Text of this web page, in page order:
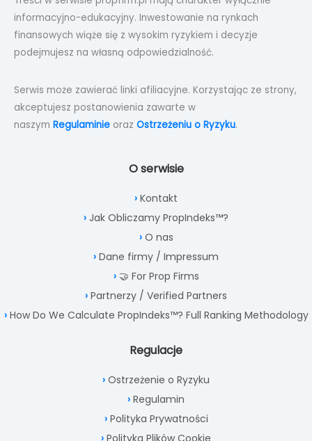
informacyjno-edukacyjny. Inwestowanie na rynkach
finansowych wiąże się z wysokim ryzykiem i decyzje
podejmujesz na własną odpowiedzialność.
Serwis może zawierać linki afiliacyjne. Korzystając ze strony,
akceptujesz postanowienia zawarte w
naszym Regulaminie oraz Ostrzeżeniu o Ryzyku.
O serwisie
Kontakt
Jak Obliczamy PropIndeks™?
O nas
Dane firmy / Impressum
🤝 For Prop Firms
Partnerzy / Verified Partners
How Do We Calculate PropIndeks™? Full Ranking Methodology
Regulacje
Ostrzeżenie o Ryzyku
Regulamin
Polityka Prywatności
Polityka Plików Cookie